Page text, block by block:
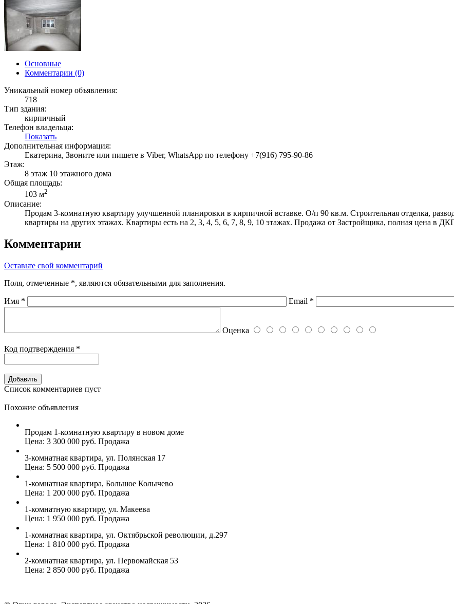
Основные
Комментарии (0)
Уникальный номер объявления:
718
Тип здания:
кирпичный
Телефон владельца:
Показать
Дополнительная информация:
Екатерина, Звоните или пишете в Viber, WhatsApp по телефону +7(916) 795-90-86
Этаж:
8 этаж 10 этажного дома
Общая площадь:
103 м2
Описание:
Продам 3-комнатную квартиру улучшенной планировки в кирпичной вставке. О/п 90 кв.м. Строительная отделка,
квартиры на других этажах. Квартиры есть на 2, 3, 4, 5, 6, 7, 8, 9, 10 этажах. Продажа от Застройщика, полная цена в
Комментарии
Оставьте свой комментарий
Поля, отмеченные *, являются обязательными для заполнения.
Имя * Email *
Оценка
Код подтверждения *
Список комментариев пуст
Похожие объявления
Продам 1-комнатную квартиру в новом доме
Цена: 3 300 000 руб. Продажа
3-комнатная квартира, ул. Полянская 17
Цена: 5 500 000 руб. Продажа
1-комнатная квартира, Большое Колычево
Цена: 1 200 000 руб. Продажа
1-комнатную квартиру, ул. Макеева
Цена: 1 950 000 руб. Продажа
1-комнатная квартира, ул. Октябрьской революции, д.297
Цена: 1 810 000 руб. Продажа
2-комнатная квартира, ул. Первомайская 53
Цена: 2 850 000 руб. Продажа